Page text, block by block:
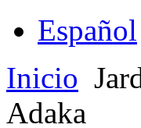
Español
Inicio
Adaka